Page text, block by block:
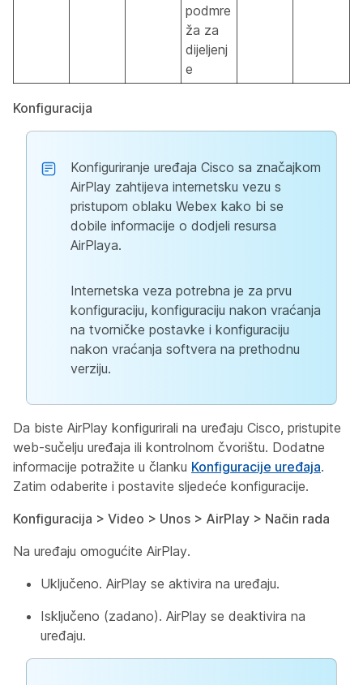
podmre
ža za
dijeljenj
e
Konfiguracija
Konfiguriranje uređaja Cisco sa značajkom
AirPlay zahtijeva internetsku vezu s
pristupom oblaku Webex kako bi se
dobile informacije o dodjeli resursa
AirPlaya.
Internetska veza potrebna je za prvu
konfiguraciju, konfiguraciju nakon vraćanja
na tvorničke postavke i konfiguraciju
nakon vraćanja softvera na prethodnu
verziju.
Da biste AirPlay konfigurirali na uređaju Cisco, pristupite
web-sučelju uređaja ili kontrolnom čvorištu. Dodatne
informacije potražite u članku Konfiguracije uređaja.
Zatim odaberite i postavite sljedeće konfiguracije.
Konfiguracija > Video > Unos > AirPlay > Način rada
Na uređaju omogućite AirPlay.
Uključeno. AirPlay se aktivira na uređaju.
Isključeno (zadano). AirPlay se deaktivira na
uređaju.